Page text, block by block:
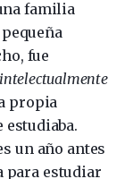
familia
fue
propia
un año antes
para estudiar